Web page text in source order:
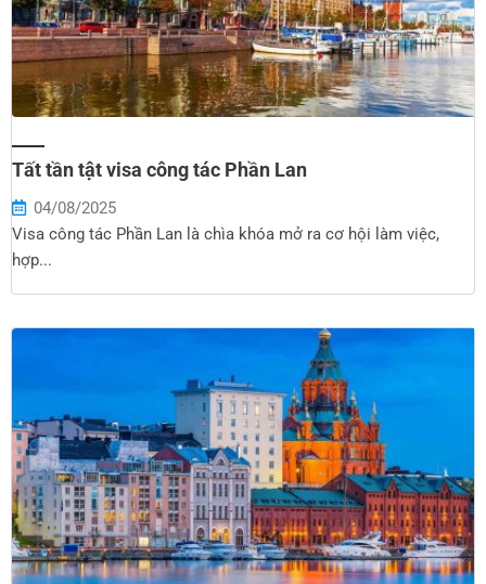
Tất tần tật visa công tác Phần Lan
Visa công tác Phần Lan là chìa khóa mở ra cơ hội làm việc,
hợp...
04/08/2025